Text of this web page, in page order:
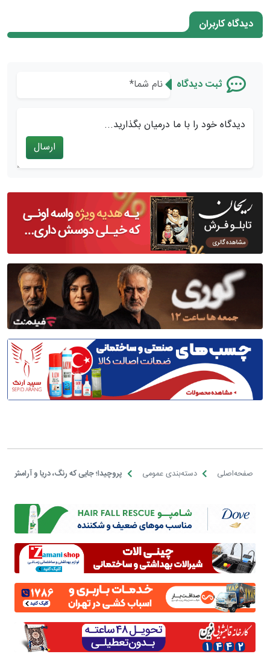
دیدگاه کاربران
ثبت دیدگاه
دیدگاه خود را با ما درمیان بگذارید...
ارسال